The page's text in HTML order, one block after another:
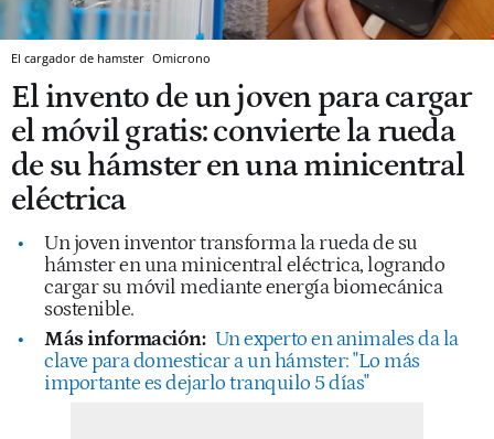
El cargador de hamster Omicrono
El invento de un joven para cargar
el móvil gratis: convierte la rueda
de su hámster en una minicentral
eléctrica
Un joven inventor transforma la rueda de su
hámster en una minicentral eléctrica, logrando
cargar su móvil mediante energía biomecánica
sostenible.
Más información: Un experto en animales da la
clave para domesticar a un hámster: "Lo más
importante es dejarlo tranquilo 5 días"